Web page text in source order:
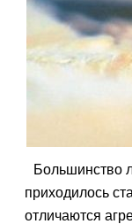
Большинство
приходилось
отличаются